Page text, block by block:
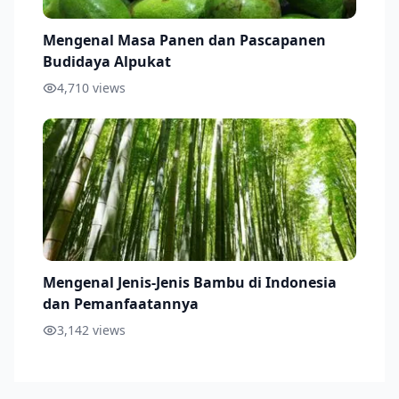
Mengenal Masa Panen dan Pascapanen
Budidaya Alpukat
4,710 views
Mengenal Jenis-Jenis Bambu di Indonesia
dan Pemanfaatannya
3,142 views